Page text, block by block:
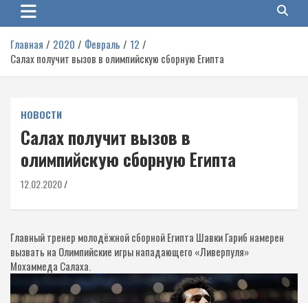
Главная 2020 Февраль
12
Салах получит вызов в олимпийскую сборную Египта
НОВОСТИ
Салах получит вызов в
олимпийскую сборную Египта
12.02.2020
Главный тренер молодёжной сборной Египта Шавки Гариб намерен
вызвать на Олимпийские игры нападающего «Ливерпуля»
Мохаммеда Салаха.